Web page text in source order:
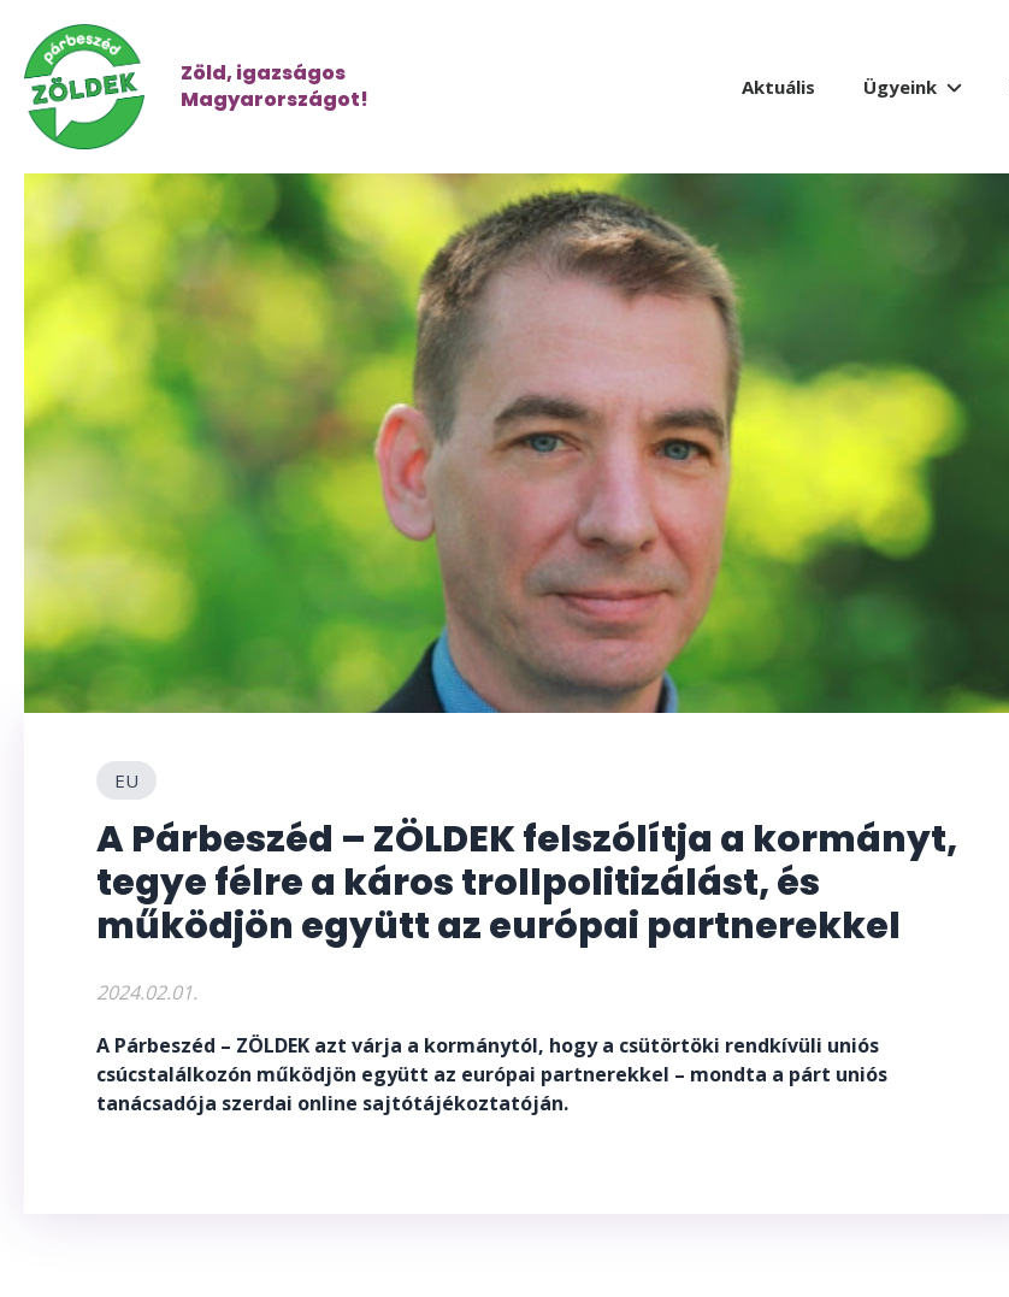
Zöld, igazságos
Magyarországot!
Aktuális Ügyeink
EU
A Párbeszéd – ZÖLDEK felszólítja a kormányt,
tegye félre a káros trollpolitizálást, és
működjön együtt az európai partnerekkel
2024.02.01.
A Párbeszéd – ZÖLDEK azt várja a kormánytól, hogy a csütörtöki rendkívüli uniós
csúcstalálkozón működjön együtt az európai partnerekkel – mondta a párt uniós
tanácsadója szerdai online sajtótájékoztatóján.